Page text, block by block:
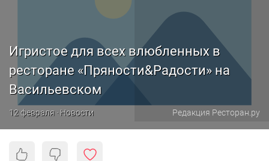
Игристое для всех влюбленных в
ресторане «Пряности&Радости» на
Васильевском
12 февраля · Новости Редакция Ресторан.ру